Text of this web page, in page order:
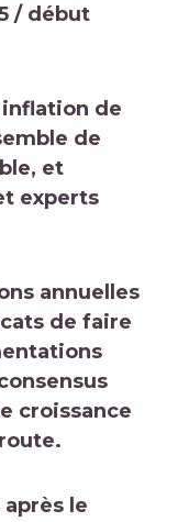
/ début
inflation de
de
et
experts
annuelles
de faire
croissance
le